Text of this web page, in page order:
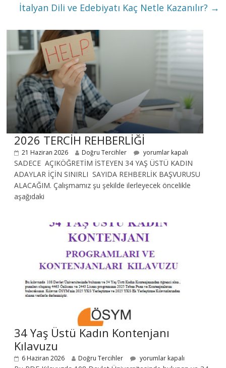
İtalyan Dili ve Edebiyatı Kaç Netle Kazanılır? →
2026 TERCİH REHBERLİĞİ
21 Haziran 2026 Doğru Tercihler yorumlar kapalı
SADECE AÇIKÖĞRETİM İSTEYEN 34 YAŞ ÜSTÜ KADIN
ADAYLAR İÇİN SINIRLI SAYIDA REHBERLİK BAŞVURUSU
ALACAĞIM. Çalışmamız şu şekilde ilerleyecek öncelikle
aşağıdaki
34 Yaş Üstü Kadın Kontenjanı
Kılavuzu
6 Haziran 2026 Doğru Tercihler yorumlar kapalı